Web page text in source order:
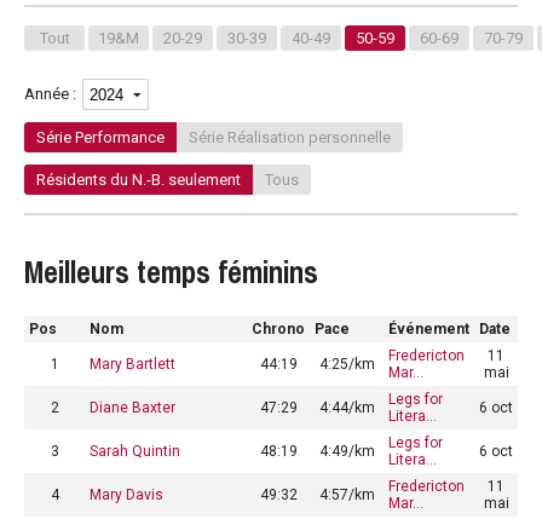
Tout 19&M 20-29 30-39 40-49 50-59 60-69 70-79
Année :
Série Performance Série Réalisation personnelle
Résidents du N.-B. seulement Tous
Meilleurs temps féminins
Pos Nom Chrono Pace Événement Date
1 Mary Bartlett 44:19 4:25/km
Fredericton
Mar…
11
mai
2 Diane Baxter 47:29 4:44/km
Legs for
Litera…
6 oct
3 Sarah Quintin 48:19 4:49/km
Legs for
Litera…
6 oct
4 Mary Davis 49:32 4:57/km
Fredericton
Mar…
11
mai